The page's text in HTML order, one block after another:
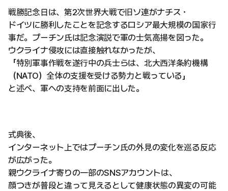
戦勝記念日は、第2次世界大戦で旧ソ連がナチス・
ドイツに勝利したことを記念するロシア最大規模の国家行
事だ。プーチン氏は記念演説で軍の士気高揚を図った。
ウクライナ侵攻には直接触れなかったが、
「特別軍事作戦を遂行中の兵士らは、北大西洋条約機構
（NATO）全体の支援を受ける勢力と戦っている」
と述べ、軍への支持を前面に出した。
式典後、
インターネット上ではプーチン氏の外見の変化を巡る反応
が広がった。
親ウクライナ寄りの一部のSNSアカウントは、
顔つきが普段と違って見えるとして健康状態の異変の可能